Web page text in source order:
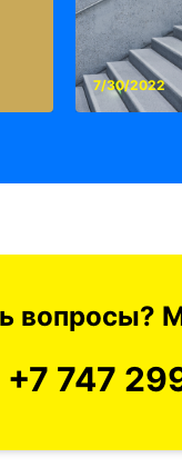
7/30/2022
вопросы?
+7 747